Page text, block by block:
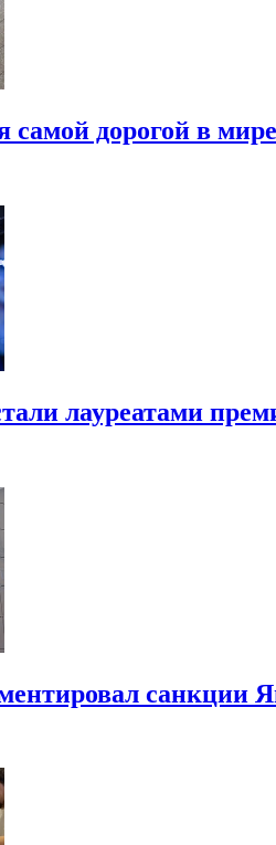
дорогой в
лауреатами
санкции